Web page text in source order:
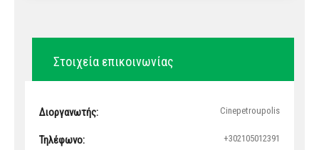
Στοιχεία επικοινωνίας
Διοργανωτής: Cinepetroupolis
Τηλέφωνο: +302105012391